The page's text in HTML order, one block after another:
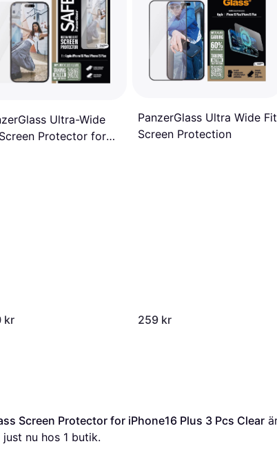
Ultra-Wide
Protector for
kr
PanzerGlass Ultra Wide Fit
Screen Protection
259 kr
Screen Protector for iPhone16 Plus 3 Pcs Clear
nu hos 1 butik.